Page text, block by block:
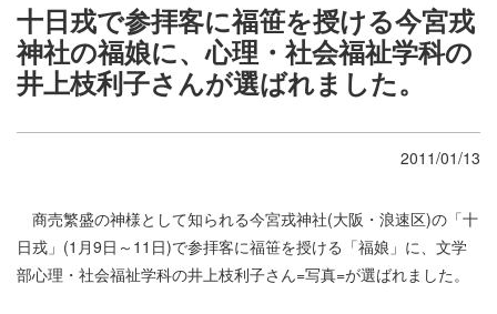
十日戎で参拝客に福笹を授ける今宮戎
神社の福娘に、心理・社会福祉学科の
井上枝利子さんが選ばれました。
2011/01/13
商売繁盛の神様として知られる今宮戎神社(大阪・浪速区)の「十
日戎」(1月9日～11日)で参拝客に福笹を授ける「福娘」に、文学
部心理・社会福祉学科の井上枝利子さん=写真=が選ばれました。